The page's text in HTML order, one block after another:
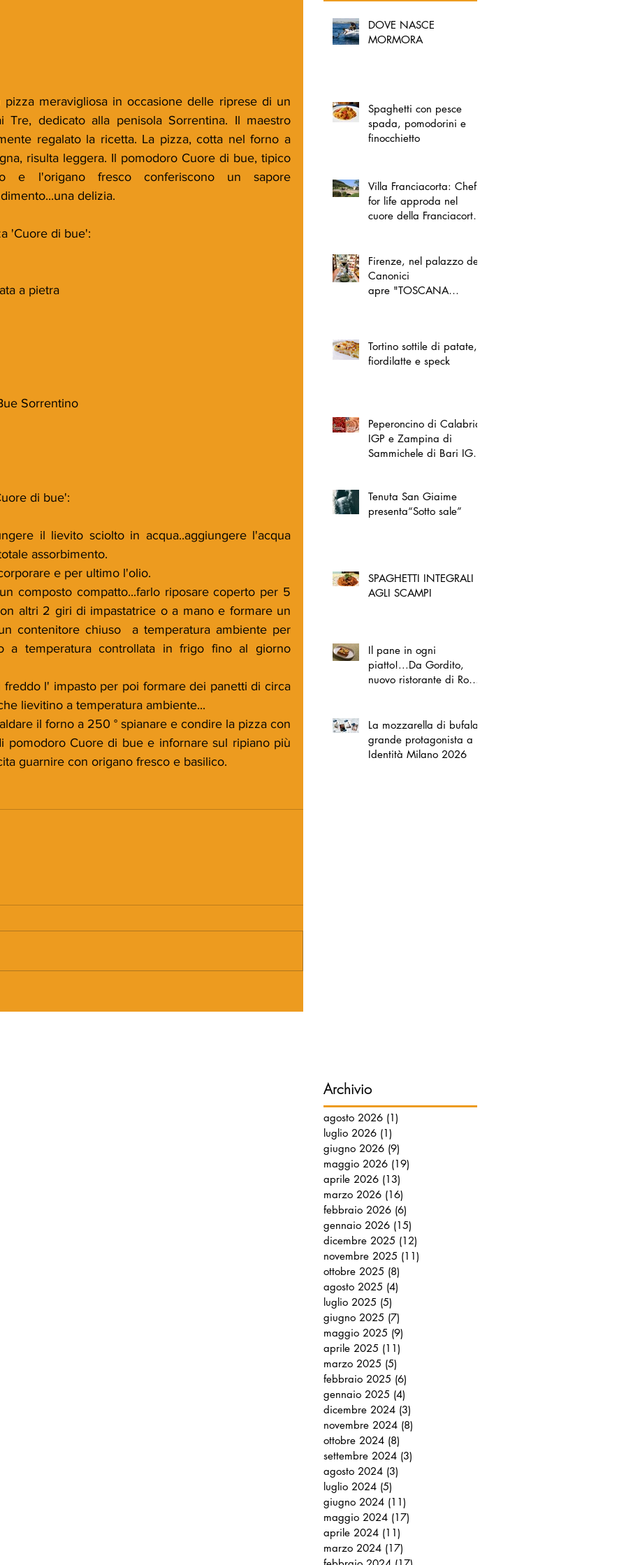
pizza meravigliosa in occasione delle riprese di un
Tre, dedicato alla penisola Sorrentina. Il maestro
regalato la ricetta. La pizza, cotta nel forno a
risulta leggera. Il pomodoro Cuore di bue, tipico
e l'origano fresco conferiscono un sapore
delizia.
'Cuore di bue':
a pietra
Sorrentino
di bue':
il lievito sciolto in acqua..aggiungere l'acqua
assorbimento.
e per ultimo l'olio.
composto compatto...farlo riposare coperto per 5
altri 2 giri di impastatrice o a mano e formare un
contenitore chiuso  a temperatura ambiente per
a temperatura controllata in frigo fino al giorno
l' impasto per poi formare dei panetti di circa
lievitino a temperatura ambiente...
il forno a 250 ° spianare e condire la pizza con
pomodoro Cuore di bue e infornare sul ripiano più
guarnire con origano fresco e basilico.
DOVE NASCE
MORMORA
Spaghetti con pesce
spada, pomodorini e
finocchietto
Villa Franciacorta: Chefs
for life approda nel
cuore della Franciacorta,
Firenze, nel palazzo dei
Canonici
apre "TOSCANA
Tortino sottile di patate,
fiordilatte e speck
Peperoncino di Calabria
IGP e Zampina di
Sammichele di Bari IGP
Tenuta San Giaime
presenta“Sotto sale”
SPAGHETTI INTEGRALI
AGLI SCAMPI
Il pane in ogni
piatto!...Da Gordito,
nuovo ristorante di Roma
La mozzarella di bufala
grande protagonista a
Identità Milano 2026
Archivio
agosto 2026 (1)
luglio 2026 (1)
giugno 2026 (9)
maggio 2026 (19)
aprile 2026 (13)
marzo 2026 (16)
febbraio 2026 (6)
gennaio 2026 (15)
dicembre 2025 (12)
novembre 2025 (11)
ottobre 2025 (8)
agosto 2025 (4)
luglio 2025 (5)
giugno 2025 (7)
maggio 2025 (9)
aprile 2025 (11)
marzo 2025 (5)
febbraio 2025 (6)
gennaio 2025 (4)
dicembre 2024 (3)
novembre 2024 (8)
ottobre 2024 (8)
settembre 2024 (3)
agosto 2024 (3)
luglio 2024 (5)
giugno 2024 (11)
maggio 2024 (17)
aprile 2024 (11)
marzo 2024 (17)